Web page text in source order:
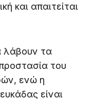
και απαιτείται
λάβουν τα
του
ενώ η
είναι